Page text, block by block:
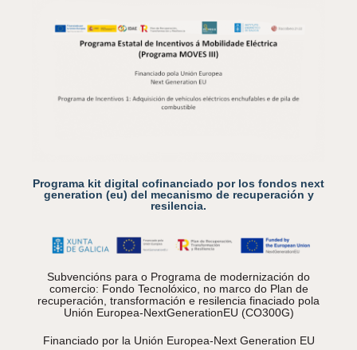
Programa kit digital cofinanciado por los fondos next
generation (eu) del mecanismo de recuperación y
resilencia.
Subvencións para o Programa de modernización do
comercio: Fondo Tecnolóxico, no marco do Plan de
recuperación, transformación e resilencia finaciado pola
Unión Europea-NextGenerationEU (CO300G)
Financiado por la Unión Europea-Next Generation EU